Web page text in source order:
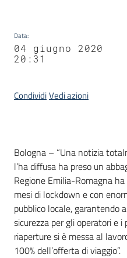
Data:
04 giugno 2020
20:31
CondividiVedi azioni
Contenuto
Bologna – “Una notizia
l’ha diffusa ha preso un
Regione Emilia-Romagna
mesi di lockdown e con
pubblico locale, garantendo
sicurezza per gli operatori e
riaperture si è messa al
100% dell’offerta di viaggio”.